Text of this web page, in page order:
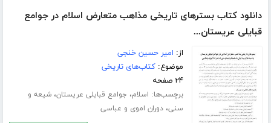
دانلود کتاب بسترهای تاریخی مذاهب متعارض اسلام در جوامع
قبایلی عریستان...
از: امیر حسین خنجی
موضوع:کتاب‌های تاریخی
۲۴ صفحه
برچسب‌ها: اسلام، جوامع قبایلی عریستان،شیعه و
سنی،دوران اموی و عباسی